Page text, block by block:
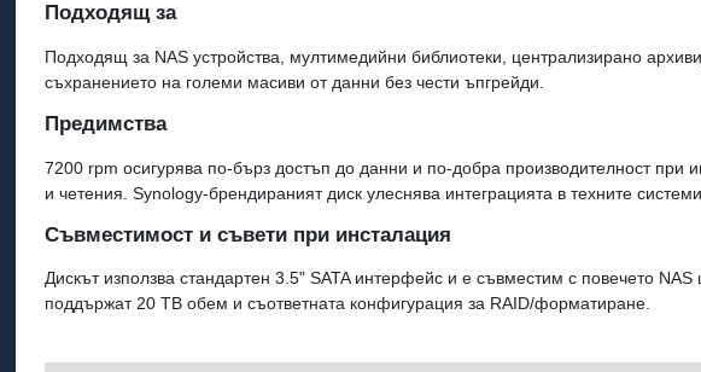
Подходящ за
Подходящ за NAS устройства, мултимедийни библиотеки, централизирано
съхранението на големи масиви от данни без чести ъпгрейди.
Предимства
7200 rpm осигурява по-бърз достъп до данни и по-добра производителност при
и четения. Synology-брендираният диск улеснява интеграцията в техните
Съвместимост и съвети при инсталация
Дискът използва стандартен 3.5" SATA интерфейс и е съвместим с повечето
поддържат 20 TB обем и съответната конфигурация за RAID/форматиране.